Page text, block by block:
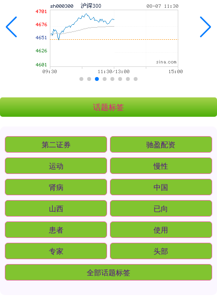
话题标签
第二证券 驰盈配资
运动 慢性
肾病 中国
山西 已向
患者 使用
专家 头部
全部话题标签